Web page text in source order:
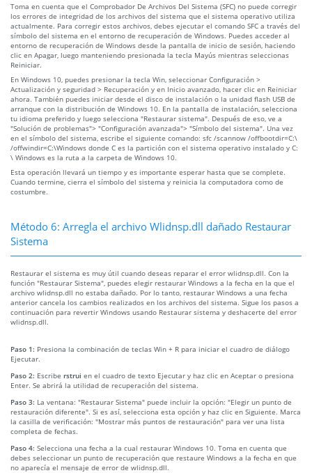
Toma en cuenta que el Comprobador De Archivos Del Sistema (SFC) no puede corregir
los errores de integridad de los archivos del sistema que el sistema operativo utiliza
actualmente. Para corregir estos archivos, debes ejecutar el comando SFC a través del
símbolo del sistema en el entorno de recuperación de Windows. Puedes acceder al
entorno de recuperación de Windows desde la pantalla de inicio de sesión, haciendo
clic en Apagar, luego manteniendo presionada la tecla Mayús mientras seleccionas
Reiniciar.
En Windows 10, puedes presionar la tecla Win, seleccionar Configuración >
Actualización y seguridad > Recuperación y en Inicio avanzado, hacer clic en Reiniciar
ahora. También puedes iniciar desde el disco de instalación o la unidad flash USB de
arranque con la distribución de Windows 10. En la pantalla de instalación, selecciona
tu idioma preferido y luego selecciona "Restaurar sistema". Después de eso, ve a
"Solución de problemas"> "Configuración avanzada"> "Símbolo del sistema". Una vez
en el símbolo del sistema, escribe el siguiente comando: sfc /scannow /offbootdir=C:\
/offwindir=C:\Windows donde C es la partición con el sistema operativo instalado y C:
\ Windows es la ruta a la carpeta de Windows 10.
Esta operación llevará un tiempo y es importante esperar hasta que se complete.
Cuando termine, cierra el símbolo del sistema y reinicia la computadora como de
costumbre.
Método 6: Arregla el archivo Wlidnsp.dll dañado Restaurar
Sistema
Restaurar el sistema es muy útil cuando deseas reparar el error wlidnsp.dll. Con la
función "Restaurar Sistema", puedes elegir restaurar Windows a la fecha en la que el
archivo wlidnsp.dll no estaba dañado. Por lo tanto, restaurar Windows a una fecha
anterior cancela los cambios realizados en los archivos del sistema. Sigue los pasos a
continuación para revertir Windows usando Restaurar sistema y deshacerte del error
wlidnsp.dll.
Paso 1: Presiona la combinación de teclas Win + R para iniciar el cuadro de diálogo
Ejecutar.
Paso 2: Escribe rstrui en el cuadro de texto Ejecutar y haz clic en Aceptar o presiona
Enter. Se abrirá la utilidad de recuperación del sistema.
Paso 3: La ventana: "Restaurar Sistema" puede incluir la opción: "Elegir un punto de
restauración diferente". Si es así, selecciona esta opción y haz clic en Siguiente. Marca
la casilla de verificación: "Mostrar más puntos de restauración" para ver una lista
completa de fechas.
Paso 4: Selecciona una fecha a la cual restaurar Windows 10. Toma en cuenta que
debes seleccionar un punto de recuperación que restaure Windows a la fecha en que
no aparecía el mensaje de error de wlidnsp.dll.